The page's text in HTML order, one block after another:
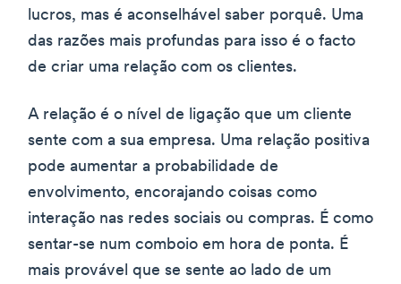
lucros, mas é aconselhável saber porquê. Uma
das razões mais profundas para isso é o facto
de criar uma relação com os clientes.
A relação é o nível de ligação que um cliente
sente com a sua empresa. Uma relação positiva
pode aumentar a probabilidade de
envolvimento, encorajando coisas como
interação nas redes sociais ou compras. É como
sentar-se num comboio em hora de ponta. É
mais provável que se sente ao lado de um